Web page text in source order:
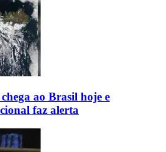
ao Brasil hoje e
faz alerta